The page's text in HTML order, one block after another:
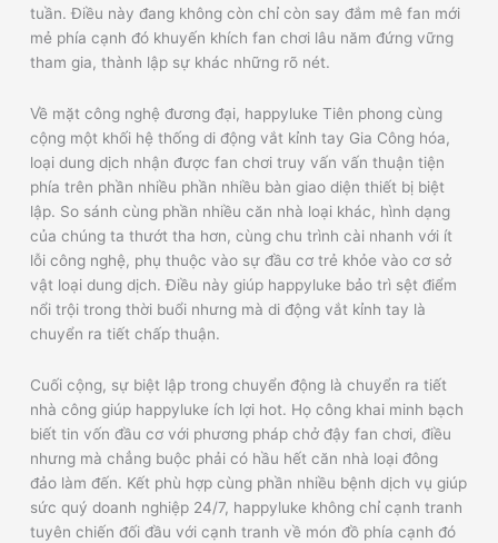
tuần. Điều này đang không còn chỉ còn say đắm mê fan mới
mẻ phía cạnh đó khuyến khích fan chơi lâu năm đứng vững
tham gia, thành lập sự khác những rõ nét.
Về mặt công nghệ đương đại, happyluke Tiên phong cùng
cộng một khối hệ thống di động vắt kỉnh tay Gia Công hóa,
loại dung dịch nhận được fan chơi truy vấn vấn thuận tiện
phía trên phần nhiều phần nhiều bàn giao diện thiết bị biệt
lập. So sánh cùng phần nhiều căn nhà loại khác, hình dạng
của chúng ta thướt tha hơn, cùng chu trình cài nhanh với ít
lỗi công nghệ, phụ thuộc vào sự đầu cơ trẻ khỏe vào cơ sở
vật loại dung dịch. Điều này giúp happyluke bảo trì sệt điểm
nổi trội trong thời buổi nhưng mà di động vắt kỉnh tay là
chuyển ra tiết chấp thuận.
Cuối cộng, sự biệt lập trong chuyển động là chuyển ra tiết
nhà công giúp happyluke ích lợi hot. Họ công khai minh bạch
biết tin vốn đầu cơ với phương pháp chở đậy fan chơi, điều
nhưng mà chẳng buộc phải có hầu hết căn nhà loại đông
đảo làm đến. Kết phù hợp cùng phần nhiều bệnh dịch vụ giúp
sức quý doanh nghiệp 24/7, happyluke không chỉ cạnh tranh
tuyên chiến đối đầu với cạnh tranh về món đồ phía cạnh đó